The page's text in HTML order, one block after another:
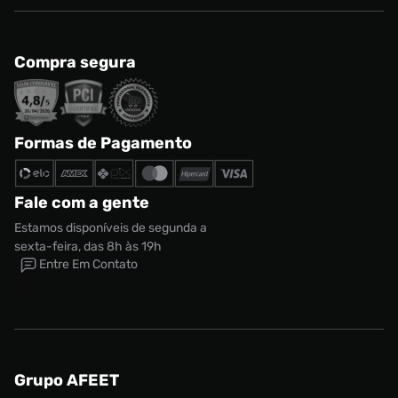
Compra segura
Formas de Pagamento
Fale com a gente
Estamos disponíveis de segunda a
sexta-feira, das 8h às 19h
Entre Em Contato
Grupo AFEET